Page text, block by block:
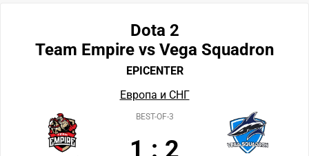
Dota 2
Team Empire vs Vega Squadron
EPICENTER
Европа и СНГ
BEST-OF-3
1 : 2